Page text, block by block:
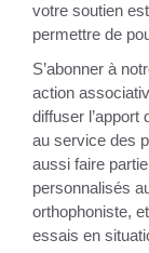
votre soutien
permettre de
S’abonner à
action
diffuser l’apport
au service des
aussi faire
personnalisés
orthophoniste,
essais en